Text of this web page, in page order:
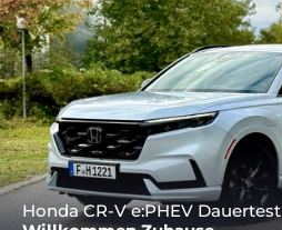
Honda CR-V e:PHEV Dauertest